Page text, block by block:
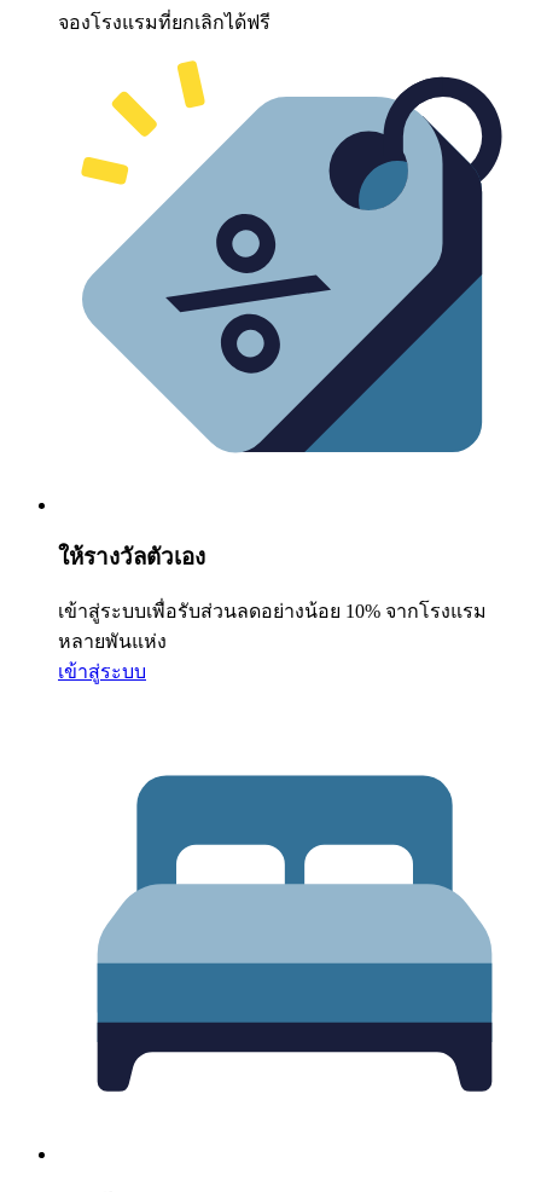
จองโรงแรมที่ยกเลิกได้ฟรี
ให้รางวัลตัวเอง
เข้าสู่ระบบเพื่อรับส่วนลดอย่างน้อย 10% จากโรงแรม
หลายพันแห่ง
เข้าสู่ระบบ